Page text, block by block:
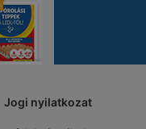
Jogi nyilatkozat